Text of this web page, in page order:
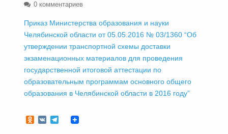
0 комментариев
Приказ Министерства образования и науки
Челябинской области от 05.05.2016 № 03/1360 “Об
утверждении транспортной схемы доставки
экзаменационных материалов для проведения
государственной итоговой аттестации по
образовательным программам основного общего
образования в Челябинской области в 2016 году”
Odnoklassniki
VKTelegram